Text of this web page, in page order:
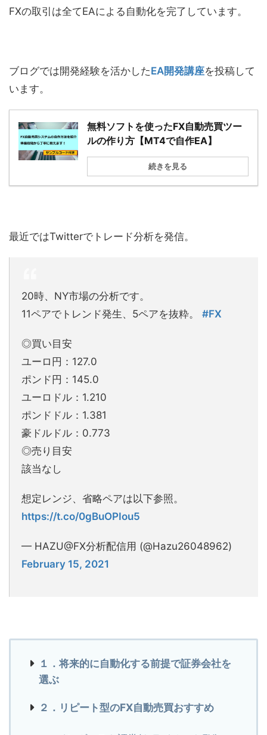
FXの取引は全てEAによる自動化を完了しています。
ブログでは開発経験を活かしたEA開発講座を投稿して
います。
無料ソフトを使ったFX自動売買ツー
ルの作り方【MT4で自作EA】
続きを見る
最近ではTwitterでトレード分析を発信。
20時、NY市場の分析です。
11ペアでトレンド発生、5ペアを抜粋。 #FX
◎買い目安
ユーロ円：127.0
ポンド円：145.0
ユーロドル：1.210
ポンドドル：1.381
豪ドルドル：0.773
◎売り目安
該当なし
想定レンジ、省略ペアは以下参照。
https://t.co/0gBuOPIou5
— HAZU@FX分析配信用 (@Hazu26048962)
February 15, 2021
１．将来的に自動化する前提で証券会社を
選ぶ
２．リピート型のFX自動売買おすすめ